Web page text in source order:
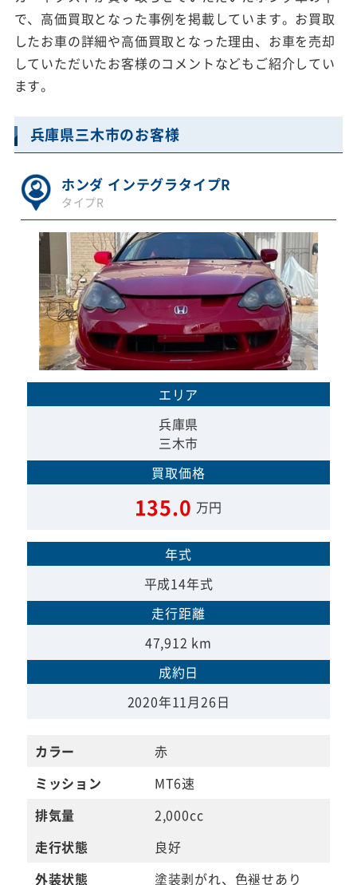
で、高価買取となった事例を掲載しています。お買取
したお車の詳細や高価買取となった理由、お車を売却
していただいたお客様のコメントなどもご紹介してい
ます。
兵庫県三木市のお客様
ホンダ インテグラタイプR
タイプR
エリア
兵庫県
三木市
買取価格
135.0 万円
年式
平成14年式
走行距離
47,912 km
成約日
2020年11月26日
カラー
赤
ミッション
MT6速
排気量
2,000cc
走行状態
良好
外装状態
塗装剥がれ、色褪せあり